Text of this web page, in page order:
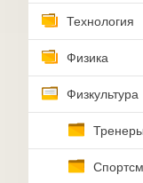
Технология
Физика
Физкультура
Тренеры